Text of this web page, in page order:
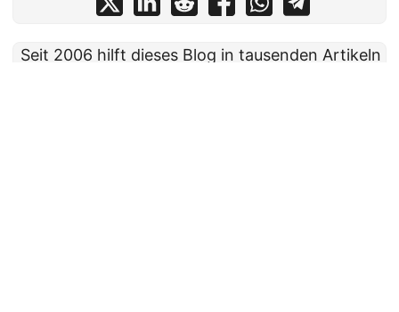
Seit 2006 hilft dieses Blog in tausenden Artikeln